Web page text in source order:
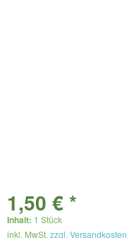
1,50 € *
Inhalt: 1 Stück
inkl. MwSt. zzgl. Versandkosten